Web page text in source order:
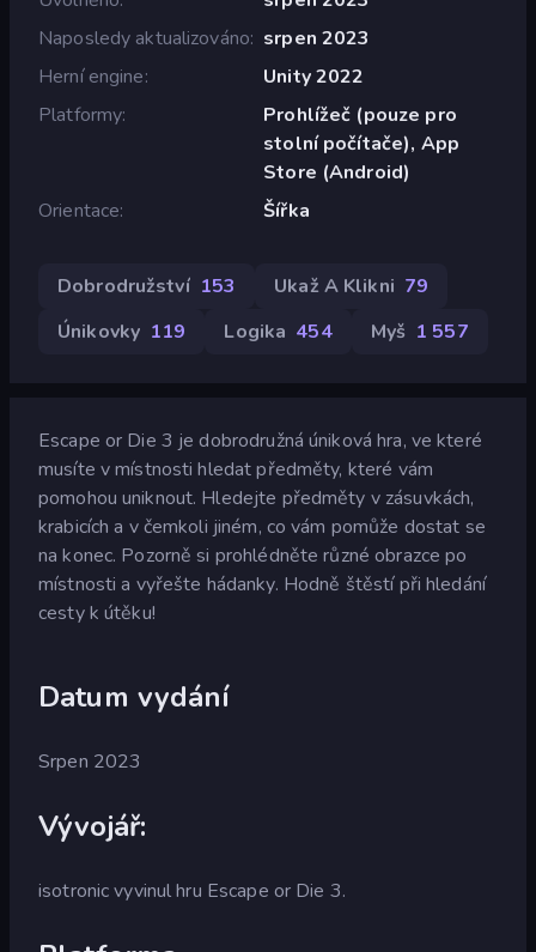
Naposledy aktualizováno srpen 2023
Herní engine
Unity 2022
Platformy
Prohlížeč (pouze pro
stolní počítače), App
Store (Android)
Orientace
Šířka
Dobrodružství 153 Ukaž A Klikni 79
Únikovky 119 Logika 454 Myš 1 557
Escape or Die 3 je dobrodružná úniková hra, ve které
musíte v místnosti hledat předměty, které vám
pomohou uniknout. Hledejte předměty v zásuvkách,
krabicích a v čemkoli jiném, co vám pomůže dostat se
na konec. Pozorně si prohlédněte různé obrazce po
místnosti a vyřešte hádanky. Hodně štěstí při hledání
cesty k útěku!
Datum vydání
Srpen 2023
Vývojář:
isotronic vyvinul hru Escape or Die 3.